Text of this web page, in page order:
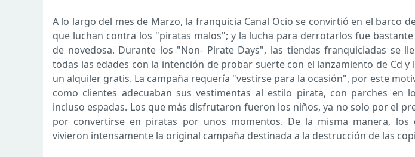
A lo largo del mes de Marzo, la franquicia Canal Ocio se convirtió en el barco
que luchan contra los "piratas malos"; y la lucha para derrotarlos fue
de novedosa. Durante los "Non- Pirate Days", las tiendas franquiciadas se
todas las edades con la intención de probar suerte con el lanzamiento de Cd y
un alquiler gratis. La campaña requería "vestirse para la ocasión", por este
como clientes adecuaban sus vestimentas al estilo pirata, con parches en
incluso espadas. Los que más disfrutaron fueron los niños, ya no solo por el
por convertirse en piratas por unos momentos. De la misma manera, los
vivieron intensamente la original campaña destinada a la destrucción de las